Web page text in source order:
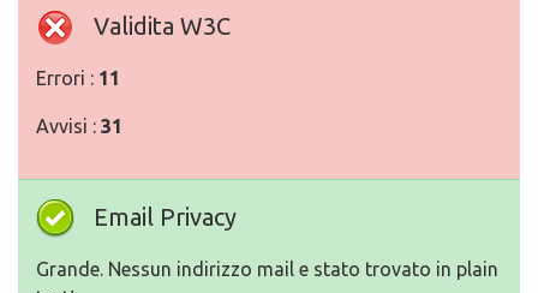
Validita W3C
Errori : 11
Avvisi : 31
Email Privacy
Grande. Nessun indirizzo mail e stato trovato in plain